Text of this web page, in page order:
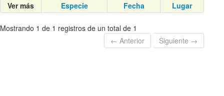
Ver más
Especie Fecha Lugar
Mostrando 1 de 1 registros de un total de 1
← Anterior
Siguiente →